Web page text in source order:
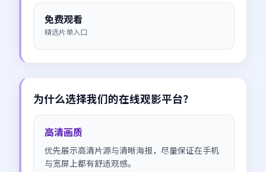
免费观看
精选片单入口
为什么选择我们的在线观影平台？
高清画质
优先展示高清片源与清晰海报，尽量保证在手机
与宽屏上都有舒适观感。